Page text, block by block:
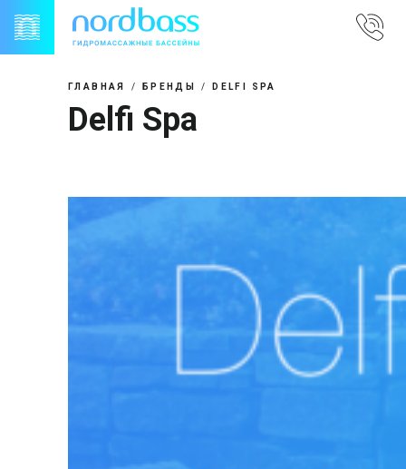
ГЛАВНАЯ БРЕНДЫ DELFI SPA
Delfi Spa